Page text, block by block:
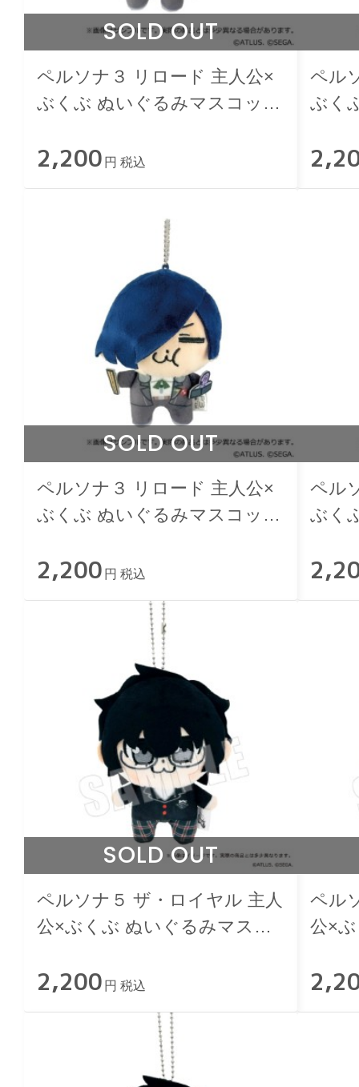
SOLD OUT
ペルソナ３ リロード 主人公×
ぶくぶ ぬいぐるみマスコット
2,200 円 税込
ペル
ぶく
SOLD OUT
ペルソナ３ リロード 主人公×
ぶくぶ ぬいぐるみマスコット
2,200 円 税込
ペル
ぶく
SOLD OUT
ペルソナ５ ザ・ロイヤル 主人
公×ぶくぶ ぬいぐるみマスコ
2,200 円 税込
ペル
公×